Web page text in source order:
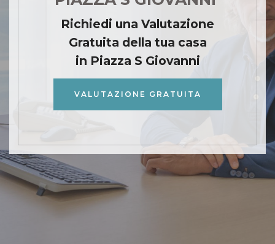
Richiedi una Valutazione
Gratuita della tua casa
in Piazza S Giovanni
VALUTAZIONE GRATUITA